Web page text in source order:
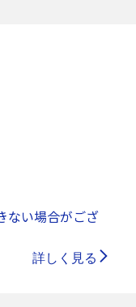
ない場合がござ
詳しく見る